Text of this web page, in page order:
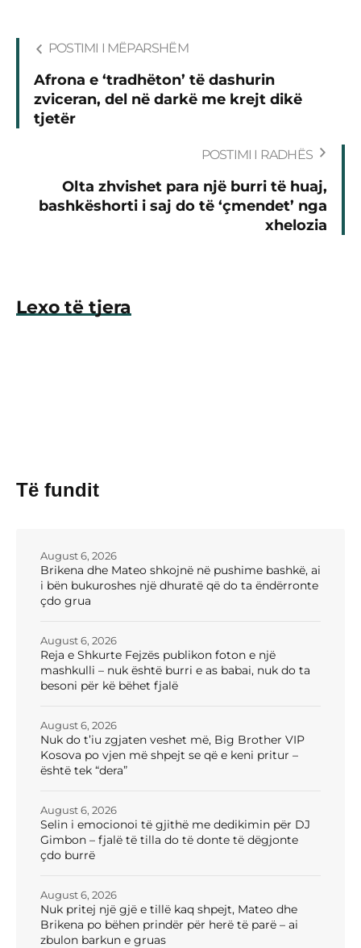
POSTIMI I MËPARSHËM
Afrona e ‘tradhëton’ të dashurin
zviceran, del në darkë me krejt dikë
tjetër
POSTIMI I RADHËS
Olta zhvishet para një burri të huaj,
bashkëshorti i saj do të ‘çmendet’ nga
xhelozia
Lexo të tjera
Të fundit
Brikena dhe Mateo shkojnë në pushime bashkë, ai
i bën bukuroshes një dhuratë që do ta ëndërronte
çdo grua
August 6, 2026
Reja e Shkurte Fejzës publikon foton e një
mashkulli – nuk është burri e as babai, nuk do ta
besoni për kë bëhet fjalë
August 6, 2026
Nuk do t’iu zgjaten veshet më, Big Brother VIP
Kosova po vjen më shpejt se që e keni pritur –
është tek “dera”
August 6, 2026
Selin i emocionoi të gjithë me dedikimin për DJ
Gimbon – fjalë të tilla do të donte të dëgjonte
çdo burrë
August 6, 2026
Nuk pritej një gjë e tillë kaq shpejt, Mateo dhe
Brikena po bëhen prindër për herë të parë – ai
zbulon barkun e gruas
August 6, 2026